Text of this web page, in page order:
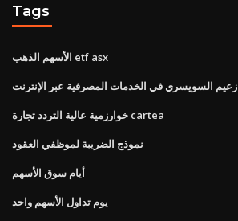
Tags
الأسهم الذهب etf asx
زعيم السويسري في الخدمات المصرفية عبر الإنترنت
خوارزمية عالية التردد تجارة cartea
نموذج الضريبة لموظفي العقود
أيام سوق الأسهم
يوم تداول الأسهم واحد